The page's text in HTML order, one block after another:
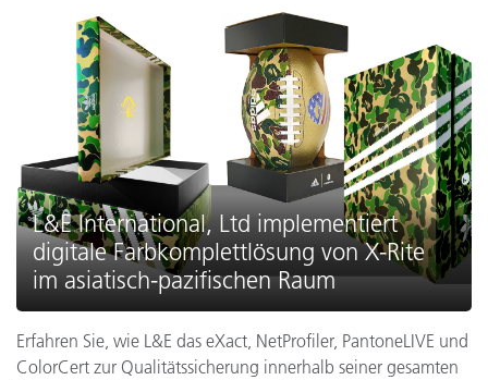
L&E International, Ltd implementiert
digitale Farbkomplettlösung von X-Rite
im asiatisch-pazifischen Raum
Erfahren Sie, wie L&E das eXact, NetProfiler, PantoneLIVE und
ColorCert zur Qualitätssicherung innerhalb seiner gesamten